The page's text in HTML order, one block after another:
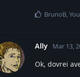
BrunoB,
Ally Mar 13,
Ok, dovrei